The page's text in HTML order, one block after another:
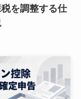
を調整する仕